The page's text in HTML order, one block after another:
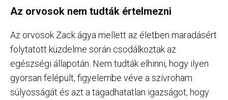
Az orvosok nem tudták értelmezni
Az orvosok Zack ágya mellett az életben maradásért
folytatott küzdelme során csodálkoztak az
egészségi állapotán. Nem tudták elhinni, hogy ilyen
gyorsan felépült, figyelembe véve a szívroham
súlyosságát és azt a tagadhatatlan igazságot, hogy